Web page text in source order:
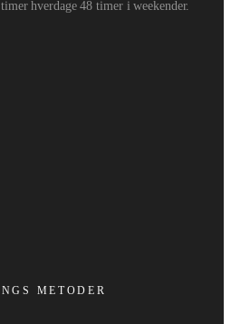
hverdage 48 timer i weekender.
METODER